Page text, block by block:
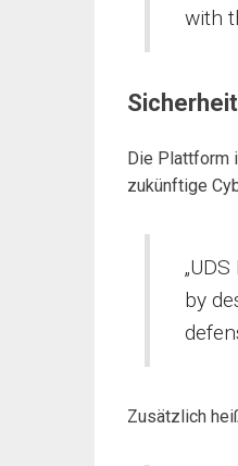
with
Die Plattform
zukünftige
by
Zusätzlich